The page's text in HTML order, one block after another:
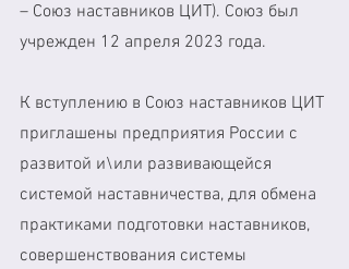
– Союз наставников ЦИТ). Союз был
учрежден 12 апреля 2023 года.
К вступлению в Союз наставников ЦИТ
приглашены предприятия России с
развитой и\или развивающейся
системой наставничества, для обмена
практиками подготовки наставников,
совершенствования системы